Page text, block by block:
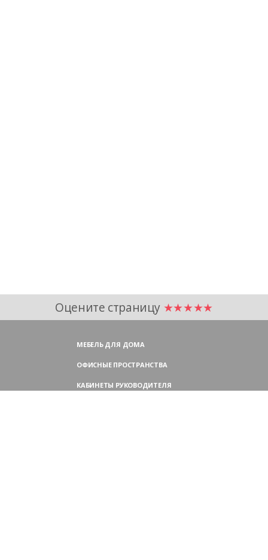
Оцените страницу ★★★★★
МЕБЕЛЬ ДЛЯ ДОМА
ОФИСНЫЕ ПРОСТРАНСТВА
КАБИНЕТЫ РУКОВОДИТЕЛЯ